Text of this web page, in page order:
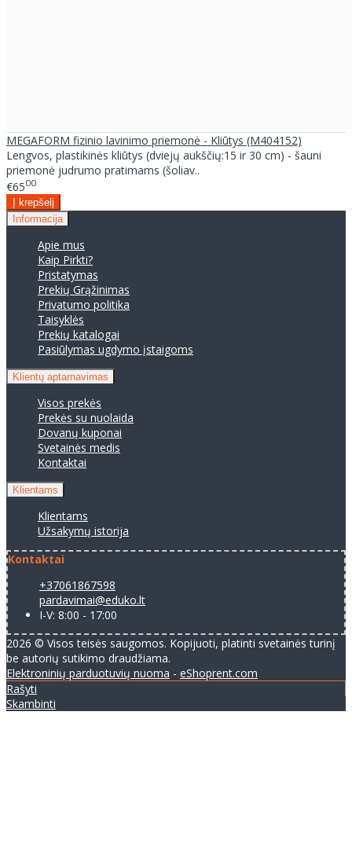
MEGAFORM fizinio lavinimo priemonė - Kliūtys (M404152)
Lengvos, plastikinės kliūtys (dviejų aukščių:15 ir 30 cm) - šauni
priemonė judrumo pratimams (šoliav..
€6500
Informacija
Apie mus
Kaip Pirkti?
Pristatymas
Prekių Grąžinimas
Privatumo politika
Taisyklės
Prekių katalogai
Pasiūlymas ugdymo įstaigoms
Klientų aptarnavimas
Visos prekės
Prekės su nuolaida
Dovanų kuponai
Svetainės medis
Kontaktai
Klientams
Klientams
Užsakymų istorija
Kontaktai
+37061867598
pardavimai@eduko.lt
I-V: 8:00 - 17:00
2026 © Visos teisės saugomos. Kopijuoti, platinti svetainės turinį
be autorių sutikimo draudžiama.
Elektroninių parduotuvių nuoma - eShoprent.com
Rašyti
Skambinti